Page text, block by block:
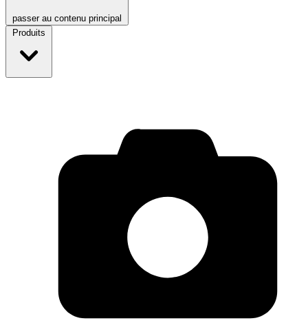
passer au contenu principal
Produits